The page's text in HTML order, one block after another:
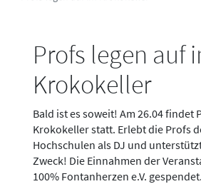
Profs legen auf
Krokokeller
Bald ist es soweit! Am 26.04 findet
Krokokeller statt. Erlebt die Profs
Hochschulen als DJ und
Zweck! Die Einnahmen der
100% Fontanherzen e.V. gespendet.